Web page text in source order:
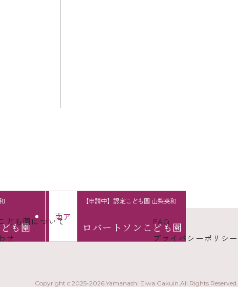
も園
南ア
【申請中】認定こども園 山梨英和
ロバートソン こども園
ども園について
FAQ
せ プライバシーポリシー
Copyright c 2025-2026 Yamanashi Eiwa Gakuin.All Rights Reserved.